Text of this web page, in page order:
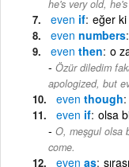
he's very old,
even if eğer ki
even numbers
even then o
Özür diledim
apologized, but
even though
even if olsa
O, meşgul olsa
come.
even as